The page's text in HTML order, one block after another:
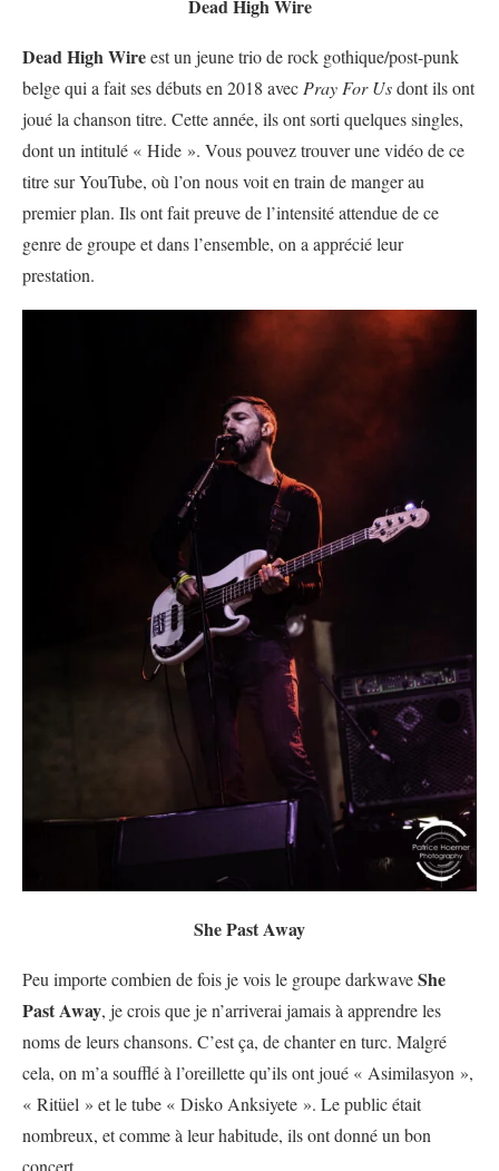
Dead High Wire
Dead High Wireest un jeune trio de rock gothique/post-punk
belge qui a fait ses débuts en 2018 avecPray For Usdont ils ont
joué la chanson titre. Cette année, ils ont sorti quelques singles,
dont un intitulé « Hide ». Vous pouvez trouver une vidéo de ce
titre sur YouTube, où l’on nous voit en train de manger au
premier plan. Ils ont fait preuve de l’intensité attendue de ce
genre de groupe et dans l’ensemble, on a apprécié leur
prestation.
She Past Away
Peu importe combien de fois je vois le groupe darkwaveShe
Past Away, je crois que je n’arriverai jamais à apprendre les
noms de leurs chansons. C’est ça, de chanter en turc. Malgré
cela, on m’a soufflé à l’oreillette qu’ils ont joué « Asimilasyon »,
« Ritüel » et le tube « Disko Anksiyete ». Le public était
nombreux, et comme à leur habitude, ils ont donné un bon
concert.